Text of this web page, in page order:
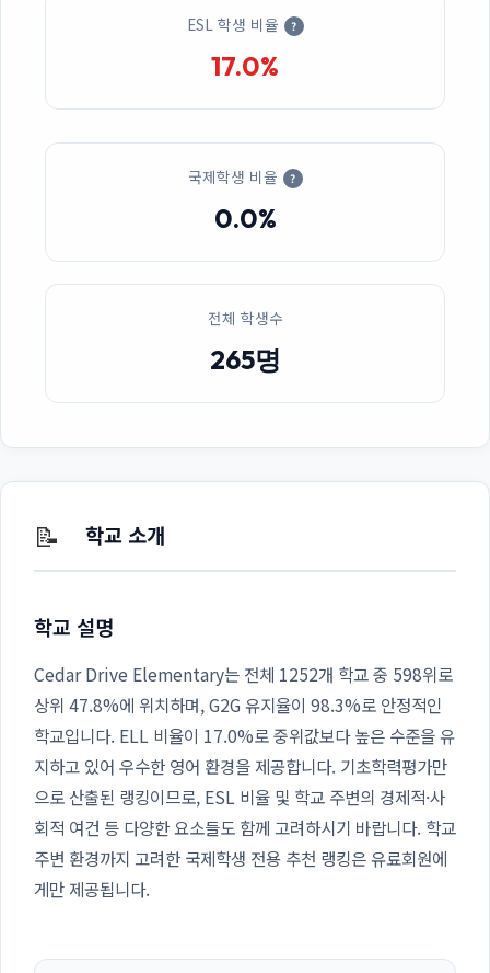
ESL 학생 비율 ?
17.0%
국제학생 비율 ?
0.0%
전체 학생수
265명
📝 학교 소개
학교 설명
Cedar Drive Elementary는 전체 1252개 학교 중 598위로
상위 47.8%에 위치하며, G2G 유지율이 98.3%로 안정적인
학교입니다. ELL 비율이 17.0%로 중위값보다 높은 수준을 유
지하고 있어 우수한 영어 환경을 제공합니다. 기초학력평가만
으로 산출된 랭킹이므로, ESL 비율 및 학교 주변의 경제적·사
회적 여건 등 다양한 요소들도 함께 고려하시기 바랍니다. 학교
주변 환경까지 고려한 국제학생 전용 추천 랭킹은 유료회원에
게만 제공됩니다.